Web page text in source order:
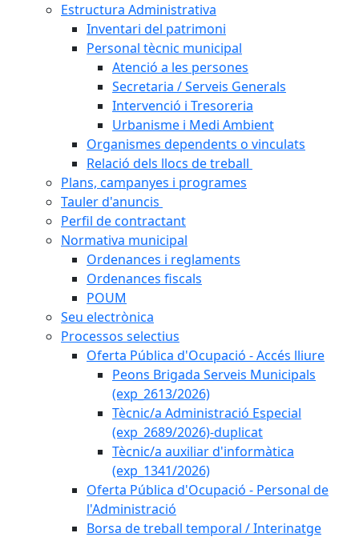
Estructura Administrativa
Inventari del patrimoni
Personal tècnic municipal
Atenció a les persones
Secretaria / Serveis Generals
Intervenció i Tresoreria
Urbanisme i Medi Ambient
Organismes dependents o vinculats
Relació dels llocs de treball
Plans, campanyes i programes
Tauler d'anuncis
Perfil de contractant
Normativa municipal
Ordenances i reglaments
Ordenances fiscals
POUM
Seu electrònica
Processos selectius
Oferta Pública d'Ocupació - Accés lliure
Peons Brigada Serveis Municipals
(exp_2613/2026)
Tècnic/a Administració Especial
(exp_2689/2026)-duplicat
Tècnic/a auxiliar d'informàtica
(exp_1341/2026)
Oferta Pública d'Ocupació - Personal de
l'Administració
Borsa de treball temporal / Interinatge